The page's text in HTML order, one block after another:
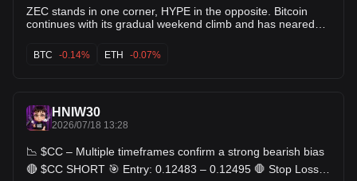
ZEC stands in one corner, HYPE in the opposite. Bitcoin
continues with its gradual weekend climb and has neared
larger-cap alts have remained still over the past 24 hours,
which is why we will focus on their weekly moves, where
48 hours straight despite the new attacks between the US
and Iran. However, the market finally priced in the
to $61,800. The softer-than-expected CPI numbers for June
announced on Tuesday, though, were well received by BTC
as the asset flew by several grand to $65,600 on
BTC -0.14% ETH -0.07%
HNIW30
2026/07/18 13:28
📉 $CC – Multiple timeframes confirm a strong bearish bias
🔴 $CC SHORT 🎯 Entry: 0.12483 – 0.12495 🛑 Stop Loss: